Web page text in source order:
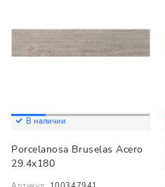
В наличии
Porcelanosa Bruselas Acero
29.4x180